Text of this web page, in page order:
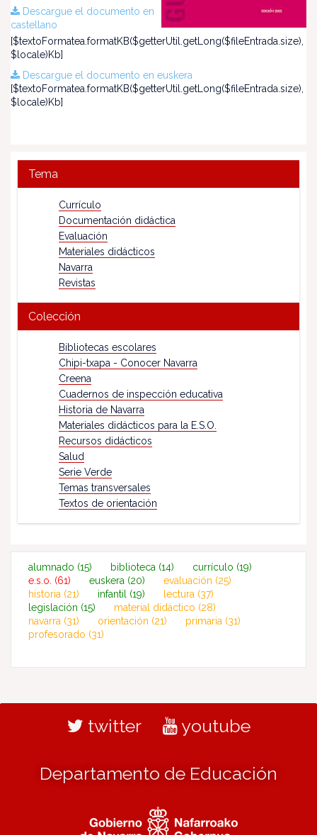
Descargue el documento en
castellano
[$textoFormatea.formatKB($getterUtil.getLong($fileEntrada.size),
$locale)Kb]
Descargue el documento en euskera
[$textoFormatea.formatKB($getterUtil.getLong($fileEntrada.size),
$locale)Kb]
Tema
Currículo
Documentación didáctica
Evaluación
Materiales didácticos
Navarra
Revistas
Colección
Bibliotecas escolares
Chipi-txapa - Conocer Navarra
Creena
Cuadernos de inspección educativa
Historia de Navarra
Materiales didácticos para la E.S.O.
Recursos didácticos
Salud
Serie Verde
Temas transversales
Textos de orientación
alumnado (15) biblioteca (14) currículo (19)
e.s.o. (61) euskera (20) evaluación (25)
historia (21) infantil (19) lectura (37)
legislación (15) material didáctico (28)
navarra (31) orientación (21) primaria (31)
profesorado (31)
twitter youtube
Departamento de Educación